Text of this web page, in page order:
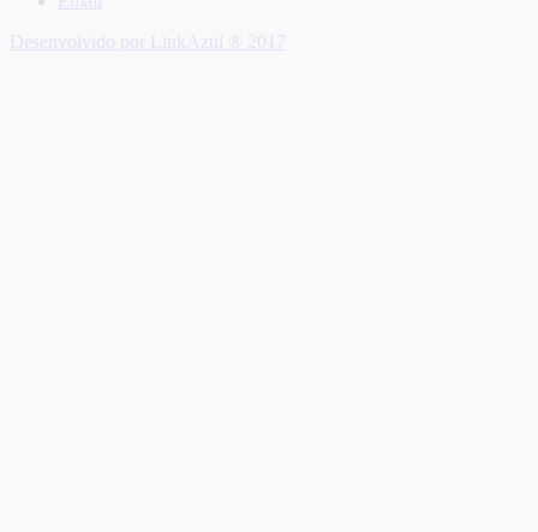
Desenvolvido por LinkAzul ® 2017